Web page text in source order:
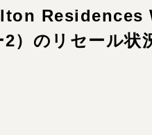
）のリセール状